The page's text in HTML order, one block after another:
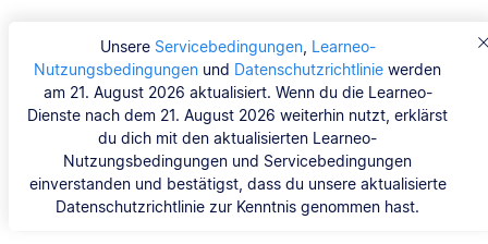
Unsere Servicebedingungen, Learneo-
Nutzungsbedingungen und Datenschutzrichtlinie werden
am 21. August 2026 aktualisiert. Wenn du die Learneo-
Dienste nach dem 21. August 2026 weiterhin nutzt, erklärst
du dich mit den aktualisierten Learneo-
Nutzungsbedingungen und Servicebedingungen
einverstanden und bestätigst, dass du unsere aktualisierte
Datenschutzrichtlinie zur Kenntnis genommen hast.